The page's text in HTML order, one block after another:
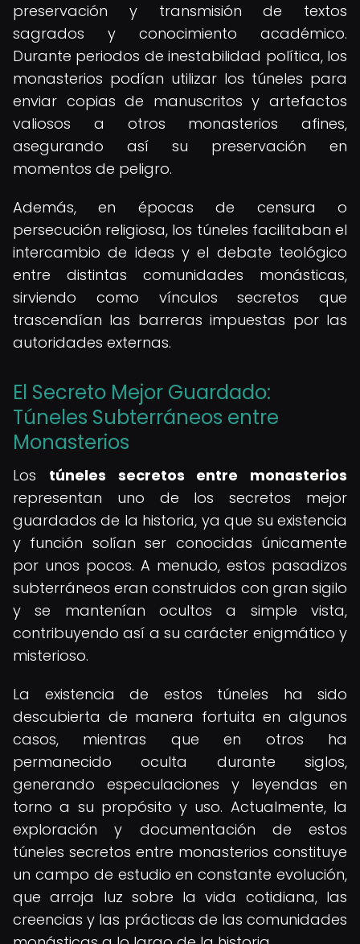
preservación y transmisión de textos
sagrados y conocimiento académico.
Durante periodos de inestabilidad política, los
monasterios podían utilizar los túneles para
enviar copias de manuscritos y artefactos
valiosos a otros monasterios afines,
asegurando así su preservación en
momentos de peligro.
Además, en épocas de censura o
persecución religiosa, los túneles facilitaban el
intercambio de ideas y el debate teológico
entre distintas comunidades monásticas,
sirviendo como vínculos secretos que
trascendían las barreras impuestas por las
autoridades externas.
El Secreto Mejor Guardado:
Túneles Subterráneos entre
Monasterios
Los túneles secretos entre monasterios
representan uno de los secretos mejor
guardados de la historia, ya que su existencia
y función solían ser conocidas únicamente
por unos pocos. A menudo, estos pasadizos
subterráneos eran construidos con gran sigilo
y se mantenían ocultos a simple vista,
contribuyendo así a su carácter enigmático y
misterioso.
La existencia de estos túneles ha sido
descubierta de manera fortuita en algunos
casos, mientras que en otros ha
permanecido oculta durante siglos,
generando especulaciones y leyendas en
torno a su propósito y uso. Actualmente, la
exploración y documentación de estos
túneles secretos entre monasterios constituye
un campo de estudio en constante evolución,
que arroja luz sobre la vida cotidiana, las
creencias y las prácticas de las comunidades